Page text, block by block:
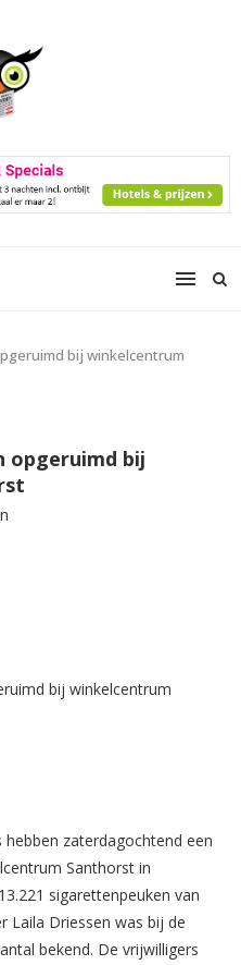
bij winkelcentrum
opgeruimd bij
hebben zaterdagochtend een
Santhorst in
sigarettenpeuken van
Laila Driessen was bij de
bekend. De vrijwilligers